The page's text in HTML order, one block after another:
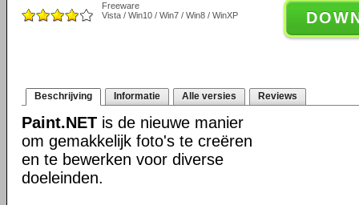
Freeware
Vista / Win10 / Win7 / Win8 / WinXP
Beschrijving Informatie Alle versies Reviews
Paint.NET is de nieuwe manier
om gemakkelijk foto's te creëren
en te bewerken voor diverse
doeleinden.